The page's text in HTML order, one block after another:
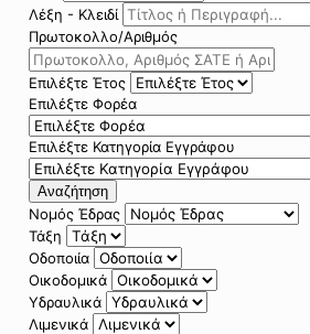
Λέξη - Κλειδί
Πρωτοκολλο/Αριθμός
Επιλέξτε Έτος
Επιλέξτε Φορέα
Επιλέξτε Κατηγορία Εγγράφου
Αναζήτηση
Νομός Έδρας
Τάξη
Οδοποιία
Οικοδομικά
Υδραυλικά
Λιμενικά